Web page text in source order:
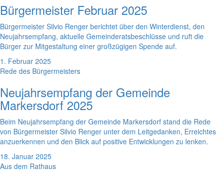
Bürgermeister Februar 2025
Bürgermeister Silvio Renger berichtet über den Winterdienst, den
Neujahrsempfang, aktuelle Gemeinderatsbeschlüsse und ruft die
Bürger zur Mitgestaltung einer großzügigen Spende auf.
1. Februar 2025
Rede des Bürgermeisters
Neujahrsempfang der Gemeinde
Markersdorf 2025
Beim Neujahrsempfang der Gemeinde Markersdorf stand die Rede
von Bürgermeister Silvio Renger unter dem Leitgedanken, Erreichtes
anzuerkennen und den Blick auf positive Entwicklungen zu lenken.
18. Januar 2025
Aus dem Rathaus